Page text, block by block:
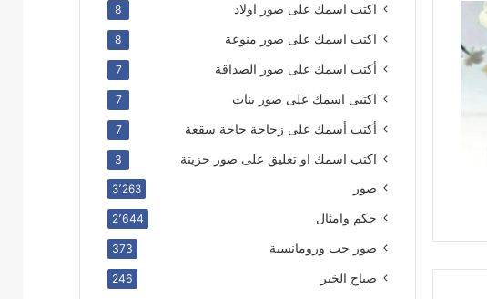
اكتب اسمك على صور اولاد 8
اكتب اسمك على صور منوعة 8
أكتب اسمك على صور الصداقة 7
اكتبى اسمك على صور بنات 7
أكتب أسمك على زجاجة حاجة سقعة 7
اكتب اسمك او تعليق على صور حزينة 3
صور 3٬263
حكم وامثال 2٬644
صور حب ورومانسية 373
صباح الخير 246